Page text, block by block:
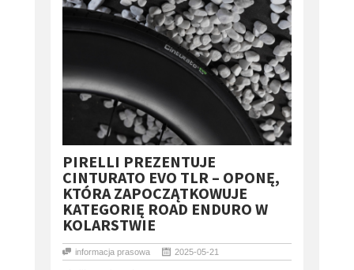
​PIRELLI PREZENTUJE
CINTURATO EVO TLR – OPONĘ,
KTÓRA ZAPOCZĄTKOWUJE
KATEGORIĘ ROAD ENDURO W
KOLARSTWIE
informacja prasowa 2025-05-21